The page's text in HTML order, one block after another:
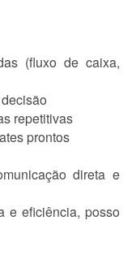
(fluxo de caixa,
repetitivas
prontos
direta e
e eficiência, posso